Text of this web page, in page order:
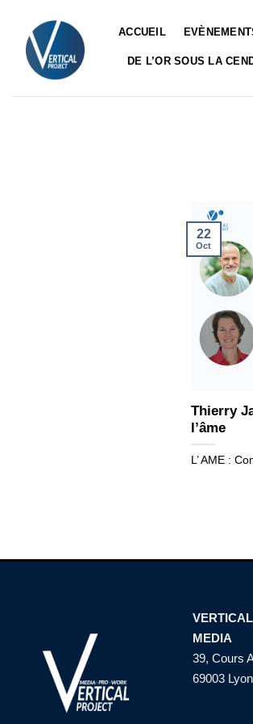
contenu
ACCUEIL
DE L’OR SOUS LA
Thierry
l’âme
L’ AME :
22
Oct
MEDIA
39, Cours
69003 Lyon